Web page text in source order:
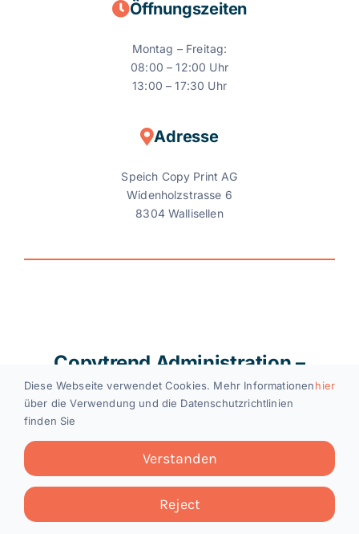
Öffnungszeiten
Montag – Freitag:
08:00 – 12:00 Uhr
13:00 – 17:30 Uhr
Adresse
Speich Copy Print AG
Widenholzstrasse 6
8304 Wallisellen
Copytrend Administration –
Wabern .
Diese Webseite verwendet Cookies. Mehr Informationen
über die Verwendung und die Datenschutzrichtlinien
finden Sie
hier
Verstanden
Reject